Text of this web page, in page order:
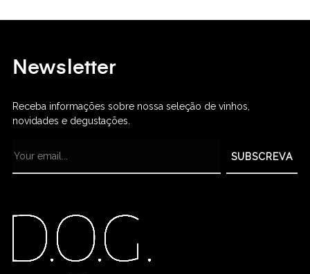
Newsletter
Receba informações sobre nossa seleção de vinhos,
novidades e degustações.
SUBSCREVA